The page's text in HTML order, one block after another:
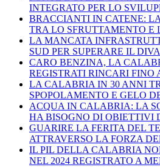
INTEGRATO PER LO
BRACCIANTI IN CATENE:
TRA LO SFRUTTAMENTO E
LA MANCATA
SUD PER SUPERARE IL
CARO BENZINA, LA
REGISTRATI RINCARI FINO
LA CALABRIA IN 30 ANNI
SPOPOLAMENTO E GELO
ACQUA IN CALABRIA: LA
HA BISOGNO DI OBIETTIVI
GUARIRE LA FERITA DEL
ATTRAVERSO LA FORZA
IL PIL DELLA CALABRIA
NEL 2024 REGISTRATO A